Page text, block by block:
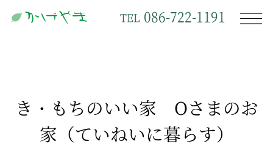
TEL 086-722-1191
き・もちのいい家 Oさまのお
家（ていねいに暮らす）